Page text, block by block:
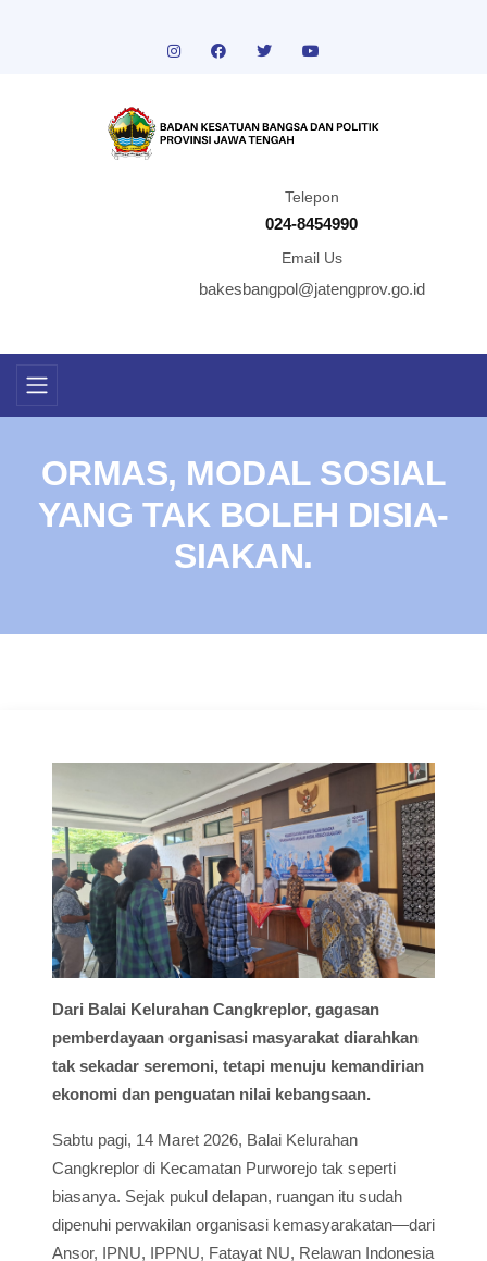
Telepon
024-8454990
Email Us
bakesbangpol@jatengprov.go.id
ORMAS, MODAL SOSIAL
YANG TAK BOLEH DISIA-
SIAKAN.
Dari Balai Kelurahan Cangkreplor, gagasan
pemberdayaan organisasi masyarakat diarahkan
tak sekadar seremoni, tetapi menuju kemandirian
ekonomi dan penguatan nilai kebangsaan.
Sabtu pagi, 14 Maret 2026, Balai Kelurahan
Cangkreplor di Kecamatan Purworejo tak seperti
biasanya. Sejak pukul delapan, ruangan itu sudah
dipenuhi perwakilan organisasi kemasyarakatan—dari
Ansor, IPNU, IPPNU, Fatayat NU, Relawan Indonesia